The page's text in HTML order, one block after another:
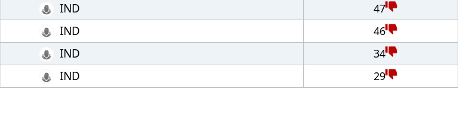
IND
47
IND
46
IND
34
IND 29